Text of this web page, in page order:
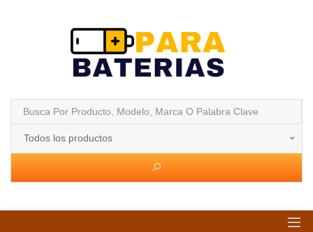
Todos los productos